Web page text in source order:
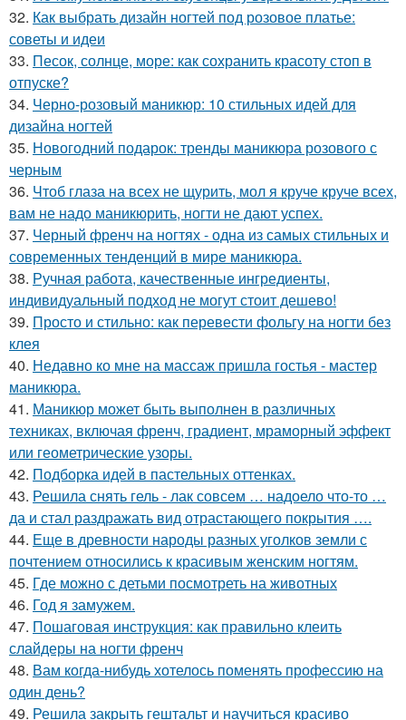
32. Как выбрать дизайн ногтей под розовое платье:
советы и идеи
33. Песок, солнце, море: как сохранить красоту стоп в
отпуске?
34. Черно-розовый маникюр: 10 стильных идей для
дизайна ногтей
35. Новогодний подарок: тренды маникюра розового с
черным
36. Чтоб глаза на всех не щурить, мол я круче круче всех,
вам не надо маникюрить, ногти не дают успех.
37. Черный френч на ногтях - одна из самых стильных и
современных тенденций в мире маникюра.
38. Ручная работа, качественные ингредиенты,
индивидуальный подход не могут стоит дешево!
39. Просто и стильно: как перевести фольгу на ногти без
клея
40. Недавно ко мне на массаж пришла гостья - мастер
маникюра.
41. Маникюр может быть выполнен в различных
техниках, включая френч, градиент, мраморный эффект
или геометрические узоры.
42. Подборка идей в пастельных оттенках.
43. Решила снять гель - лак совсем … надоело что-то …
да и стал раздражать вид отрастающего покрытия ….
44. Еще в древности народы разных уголков земли с
почтением относились к красивым женским ногтям.
45. Где можно с детьми посмотреть на животных
46. Год я замужем.
47. Пошаговая инструкция: как правильно клеить
слайдеры на ногти френч
48. Вам когда-нибудь хотелось поменять профессию на
один день?
49. Решила закрыть гештальт и научиться красиво